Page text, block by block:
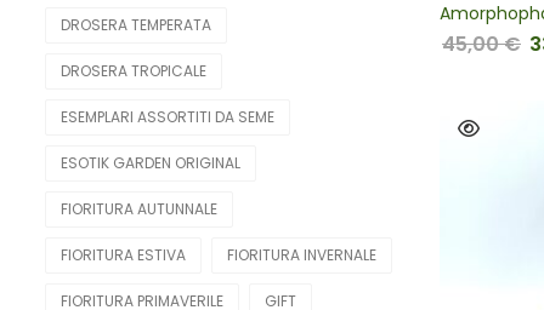
45,00€ Il
DROSERA TEMPERATA
DROSERA TROPICALE
ESEMPLARI ASSORTITI DA SEME
ESOTIK GARDEN ORIGINAL
FIORITURA AUTUNNALE
FIORITURA ESTIVA FIORITURA INVERNALE
FIORITURA PRIMAVERILE GIFT